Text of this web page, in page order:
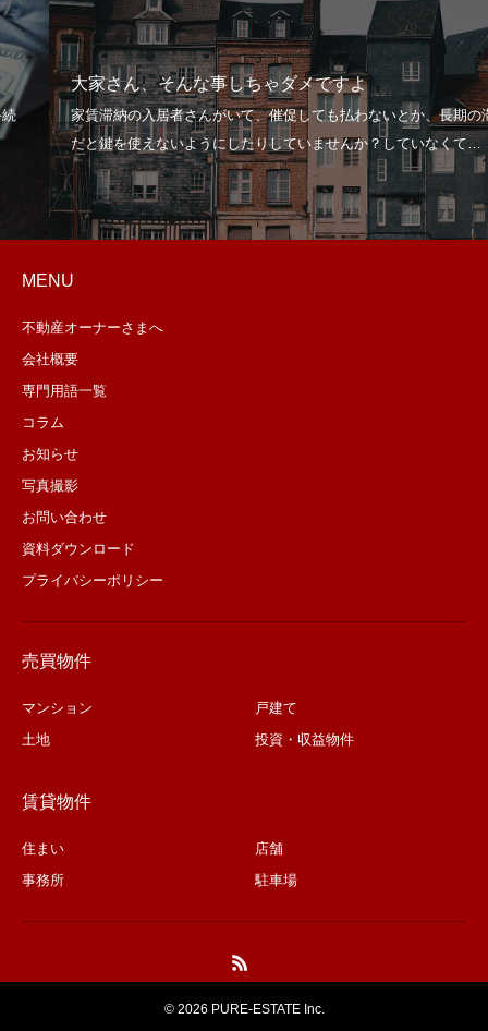
大家さん、そんな事しちゃダメですよ
MENU
不動産オーナーさまへ
会社概要
専門用語一覧
コラム
お知らせ
写真撮影
お問い合わせ
資料ダウンロード
プライバシーポリシー
売買物件
マンション
戸建て
土地
投資・収益物件
賃貸物件
住まい
店舗
事務所
駐車場
© 2026 PURE-ESTATE Inc.